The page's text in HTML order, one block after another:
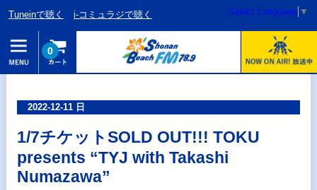
Tuneinで聴く i-コミュラジで聴く Select Language ▼
0
2022-12-11 日
1/7チケットSOLD OUT!!! TOKU
presents “TYJ with Takashi
Numazawa”